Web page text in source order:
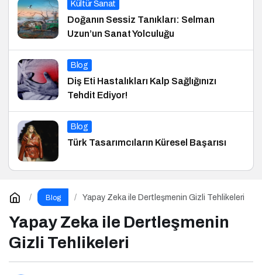
Kültür Sanat
Doğanın Sessiz Tanıkları: Selman
Uzun’un Sanat Yolculuğu
Blog
Diş Eti Hastalıkları Kalp Sağlığınızı
Tehdit Ediyor!
Blog
Türk Tasarımcıların Küresel Başarısı
Blog Yapay Zeka ile Dertleşmenin Gizli Tehlikeleri
Yapay Zeka ile Dertleşmenin
Gizli Tehlikeleri